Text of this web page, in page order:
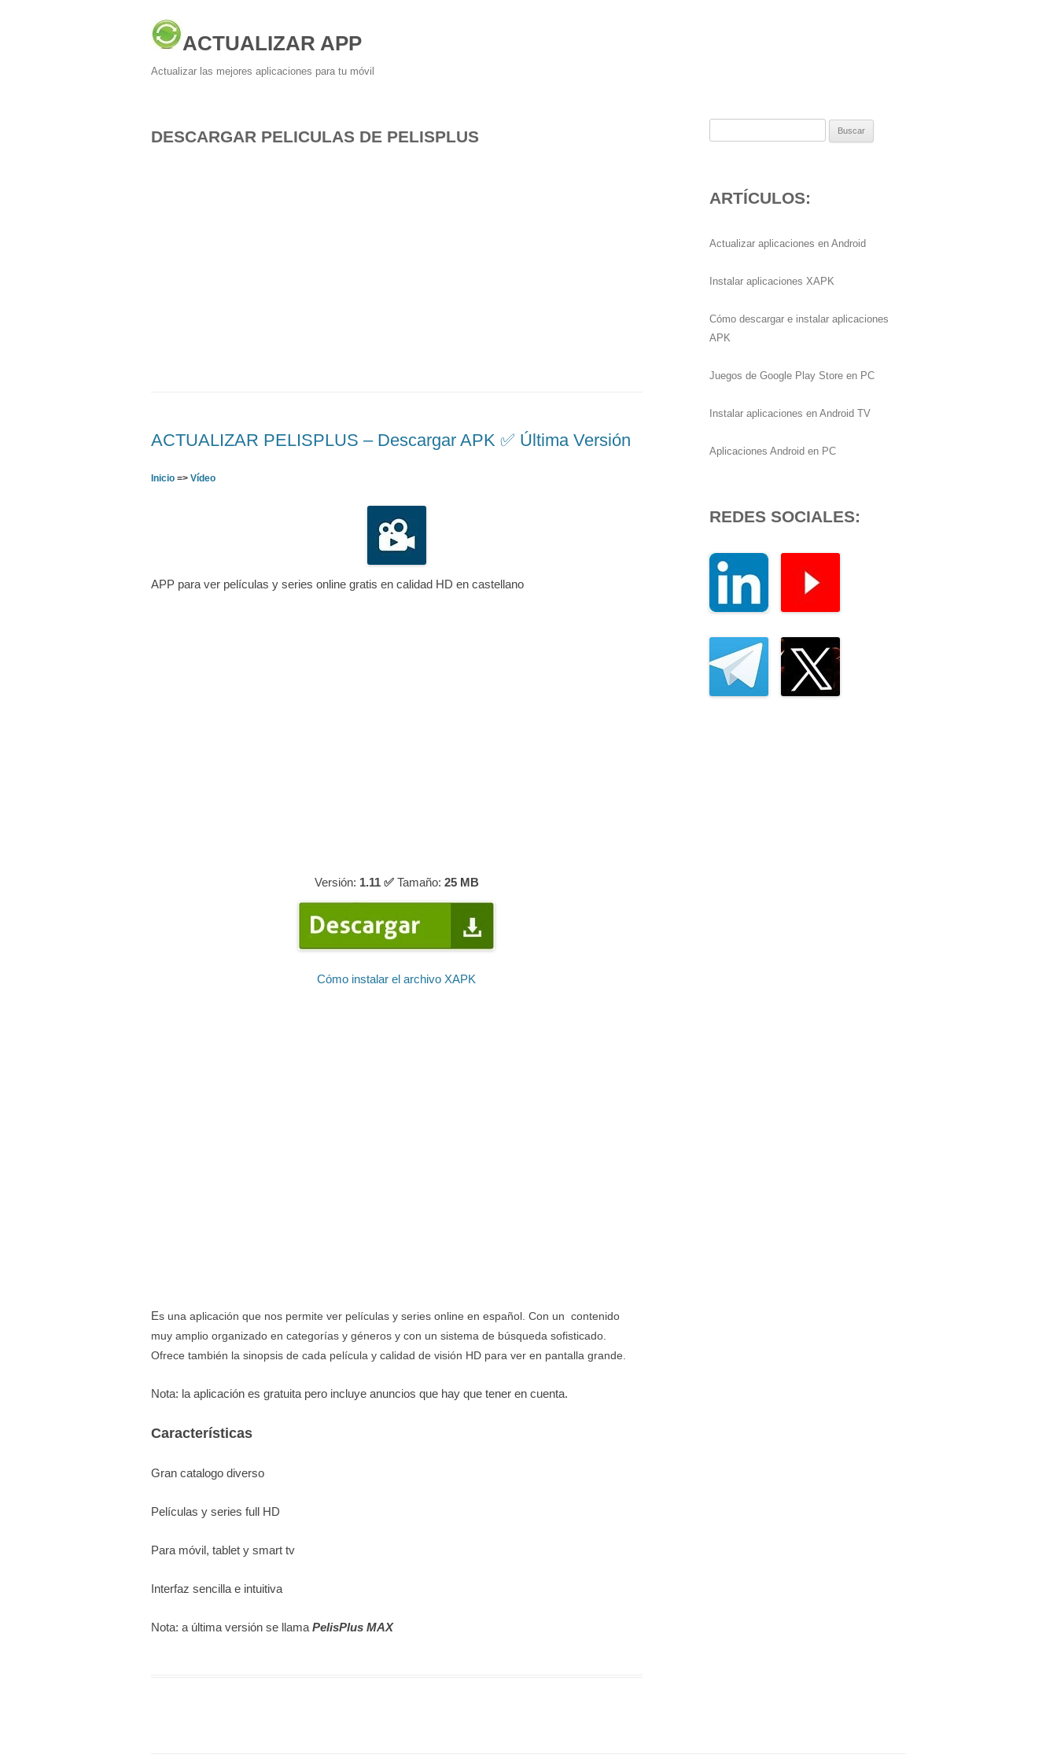
ACTUALIZAR APP
Actualizar las mejores aplicaciones para tu móvil
DESCARGAR PELICULAS DE PELISPLUS
ACTUALIZAR PELISPLUS – Descargar APK ✅️ Última Versión
Inicio => Vídeo
APP para ver películas y series online gratis en calidad HD en castellano
Versión: 1.11 ✅ Tamaño: 25 MB
Cómo instalar el archivo XAPK
Es una aplicación que nos permite ver películas y series online en español. Con un contenido
muy amplio organizado en categorías y géneros y con un sistema de búsqueda sofisticado.
Ofrece también la sinopsis de cada película y calidad de visión HD para ver en pantalla grande.
Nota: la aplicación es gratuita pero incluye anuncios que hay que tener en cuenta.
Características
Gran catalogo diverso
Películas y series full HD
Para móvil, tablet y smart tv
Interfaz sencilla e intuitiva
Nota: a última versión se llama PelisPlus MAX
ARTÍCULOS:
Actualizar aplicaciones en Android
Instalar aplicaciones XAPK
Cómo descargar e instalar aplicaciones
APK
Juegos de Google Play Store en PC
Instalar aplicaciones en Android TV
Aplicaciones Android en PC
REDES SOCIALES: